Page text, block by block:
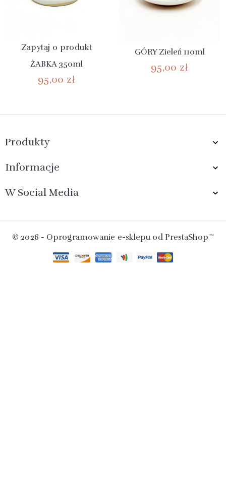
Zapytaj o produkt
ŻABKA 350ml
95,00 zł
GÓRY Zieleń 110ml
95,00 zł
Produkty 
Informacje 
W Social Media 
© 2026 - Oprogramowanie e-sklepu od PrestaShop™